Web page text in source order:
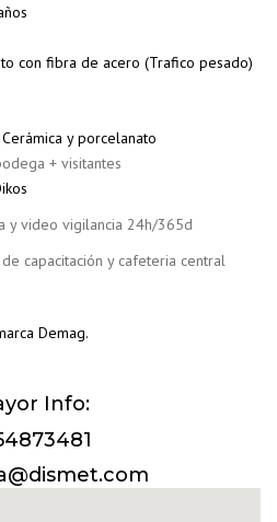
con fibra de acero (Trafico pesado)
Cerámica y porcelanato
+ visitantes
y video vigilancia 24h/365d
capacitación y cafeteria central
Demag.
Info: